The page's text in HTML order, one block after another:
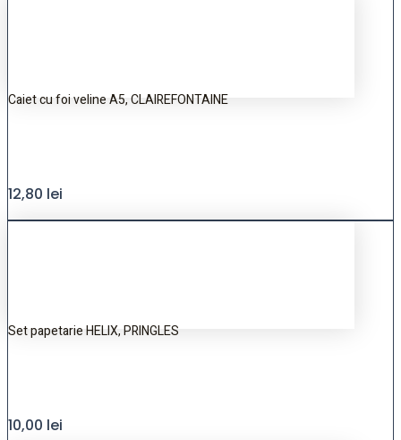
Caiet cu foi veline A5, CLAIREFONTAINE
12,80 lei
Set papetarie HELIX, PRINGLES
10,00 lei